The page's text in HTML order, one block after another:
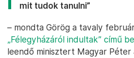
mit tudok tanulni”
– mondta Görög a tavaly
„Félegyházáról indultak” című
leendő minisztert Magyar Péter